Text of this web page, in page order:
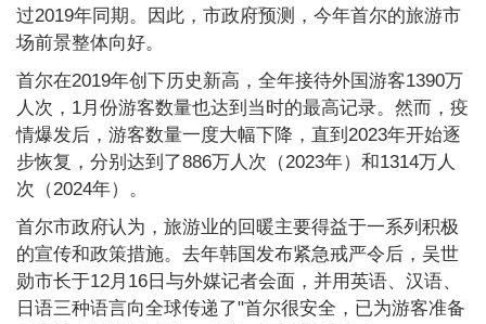
过2019年同期。因此，市政府预测，今年首尔的旅游市
场前景整体向好。
首尔在2019年创下历史新高，全年接待外国游客1390万
人次，1月份游客数量也达到当时的最高记录。然而，疫
情爆发后，游客数量一度大幅下降，直到2023年开始逐
步恢复，分别达到了886万人次（2023年）和1314万人
次（2024年）。
首尔市政府认为，旅游业的回暖主要得益于一系列积极
的宣传和政策措施。去年韩国发布紧急戒严令后，吴世
勋市长于12月16日与外媒记者会面，并用英语、汉语、
日语三种语言向全球传递了"首尔很安全，已为游客准备